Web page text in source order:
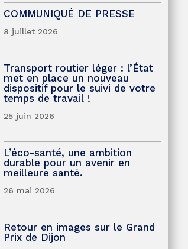
COMMUNIQUÉ DE PRESSE
8 juillet 2026
Transport routier léger : l’État
met en place un nouveau
dispositif pour le suivi de votre
temps de travail !
25 juin 2026
L’éco-santé, une ambition
durable pour un avenir en
meilleure santé.
26 mai 2026
Retour en images sur le Grand
Prix de Dijon